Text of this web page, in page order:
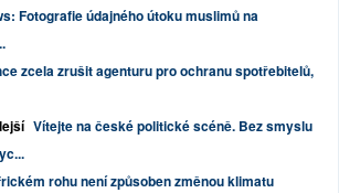
Fotografie údajného útoku muslimů na
zcela zrušit agenturu pro ochranu spotřebitelů,
Vítejte na české politické scéně. Bez smyslu
rohu není způsoben změnou klimatu